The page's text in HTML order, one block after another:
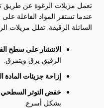
تعمل مزيلات الرغوة عن طريق
عندما تستقر المواد الفاعلة
السائلة الرقيقة. تقلل مزيلات
الانتشار على سطح
الرقيق يرق ويتمزق.
إزاحة جزيئات المادة
خفض التوتر السطحي
بشكل أسرع.